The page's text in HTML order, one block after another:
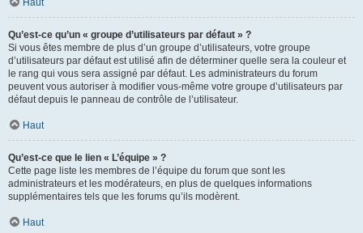
Haut
Qu’est-ce qu’un « groupe d’utilisateurs par défaut » ?
Si vous êtes membre de plus d’un groupe d’utilisateurs, votre groupe
d’utilisateurs par défaut est utilisé afin de déterminer quelle sera la couleur et
le rang qui vous sera assigné par défaut. Les administrateurs du forum
peuvent vous autoriser à modifier vous-même votre groupe d’utilisateurs par
défaut depuis le panneau de contrôle de l’utilisateur.
Haut
Qu’est-ce que le lien « L’équipe » ?
Cette page liste les membres de l’équipe du forum que sont les
administrateurs et les modérateurs, en plus de quelques informations
supplémentaires tels que les forums qu’ils modèrent.
Haut